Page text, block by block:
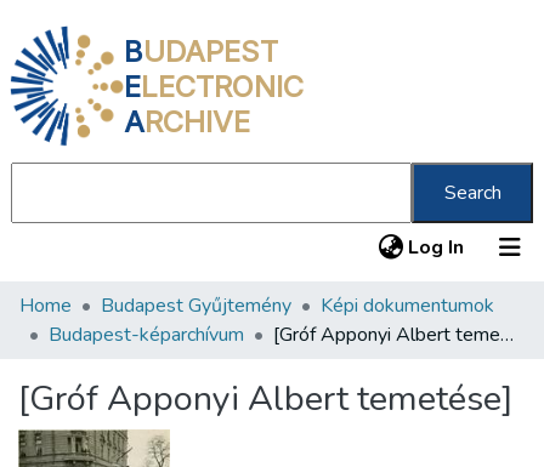
BUDAPEST
ELECTRONIC
ARCHIVE
Search
Log In (current)
Communities & Collections
Statistics
About us
Home Budapest Gyűjtemény
Képi dokumentumok
Budapest-képarchívum
[Gróf Apponyi Albert temetése]
[Gróf Apponyi Albert temetése]